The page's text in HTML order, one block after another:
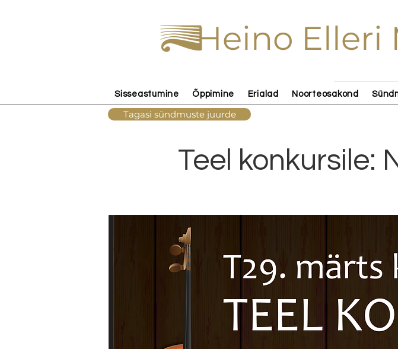
Heino Elleri
Sisseastumine Õppimine Erialad Noorteosakond
Teel konkursile:
Tagasi sündmuste juurde